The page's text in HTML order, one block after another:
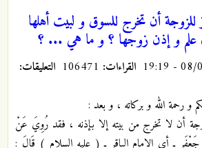
أن تخرج للسوق و لبيت أهلها
و إذن زوجها ؟ و ما هي ... ؟
08/ القراءات:
التعليقات:
و رحمة الله و بركاته ، و بعد :
أن لا تخرج من بيته إلا بإذنه ، فقد رُوِيَ عَنْ
ـ أي الامام الباقر ـ ( عليه السلام ) قَالَ :